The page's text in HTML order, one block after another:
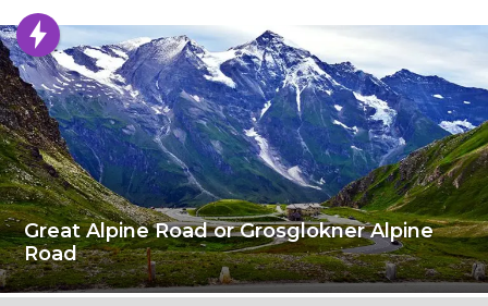
Great Alpine Road or Grosglokner Alpine
Road